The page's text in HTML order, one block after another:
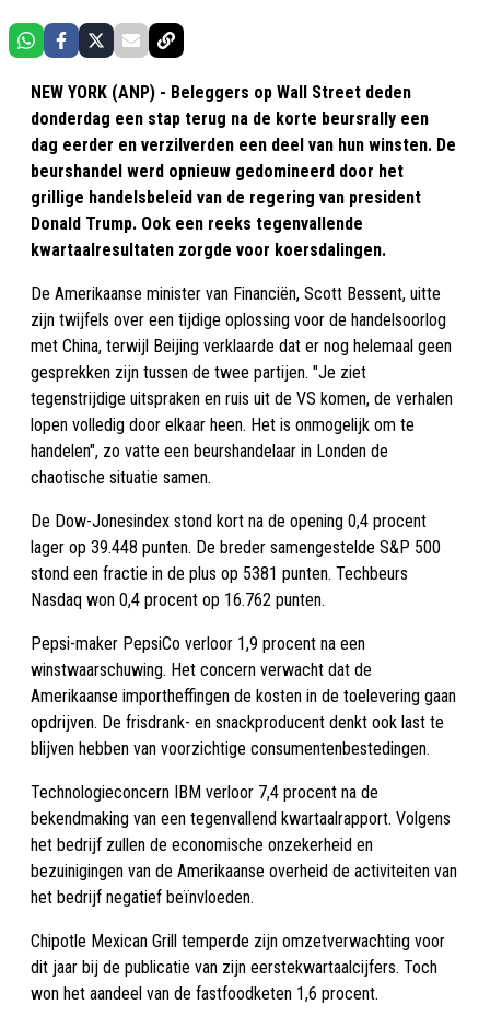
NEW YORK (ANP) - Beleggers op Wall Street deden
donderdag een stap terug na de korte beursrally een
dag eerder en verzilverden een deel van hun winsten. De
beurshandel werd opnieuw gedomineerd door het
grillige handelsbeleid van de regering van president
Donald Trump. Ook een reeks tegenvallende
kwartaalresultaten zorgde voor koersdalingen.
De Amerikaanse minister van Financiën, Scott Bessent, uitte
zijn twijfels over een tijdige oplossing voor de handelsoorlog
met China, terwijl Beijing verklaarde dat er nog helemaal geen
gesprekken zijn tussen de twee partijen. "Je ziet
tegenstrijdige uitspraken en ruis uit de VS komen, de verhalen
lopen volledig door elkaar heen. Het is onmogelijk om te
handelen", zo vatte een beurshandelaar in Londen de
chaotische situatie samen.
De Dow-Jonesindex stond kort na de opening 0,4 procent
lager op 39.448 punten. De breder samengestelde S&P 500
stond een fractie in de plus op 5381 punten. Techbeurs
Nasdaq won 0,4 procent op 16.762 punten.
Pepsi-maker PepsiCo verloor 1,9 procent na een
winstwaarschuwing. Het concern verwacht dat de
Amerikaanse importheffingen de kosten in de toelevering gaan
opdrijven. De frisdrank- en snackproducent denkt ook last te
blijven hebben van voorzichtige consumentenbestedingen.
Technologieconcern IBM verloor 7,4 procent na de
bekendmaking van een tegenvallend kwartaalrapport. Volgens
het bedrijf zullen de economische onzekerheid en
bezuinigingen van de Amerikaanse overheid de activiteiten van
het bedrijf negatief beïnvloeden.
Chipotle Mexican Grill temperde zijn omzetverwachting voor
dit jaar bij de publicatie van zijn eerstekwartaalcijfers. Toch
won het aandeel van de fastfoodketen 1,6 procent.